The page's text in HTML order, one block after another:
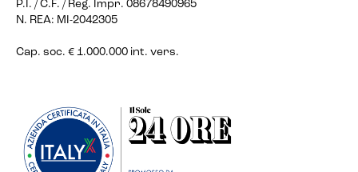
P.I. / C.F. / Reg. Impr. 08678490965
N. REA: MI-2042305
Cap. soc. € 1.000.000 int. vers.